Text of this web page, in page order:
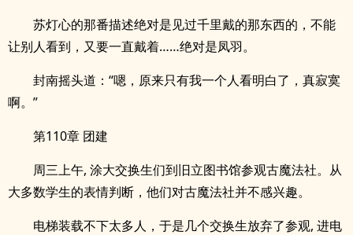
苏灯心的那番描述绝对是见过千里戴的那东西的，不能
让别人看到，又要一直戴着……绝对是凤羽。
封南摇头道：“嗯，原来只有我一个人看明白了，真寂寞
啊。”
第110章 团建
周三上午, 涂大交换生们到旧立图书馆参观古魔法社。从
大多数学生的表情判断，他们对古魔法社并不感兴趣。
电梯装载不下太多人，于是几个交换生放弃了参观, 进电